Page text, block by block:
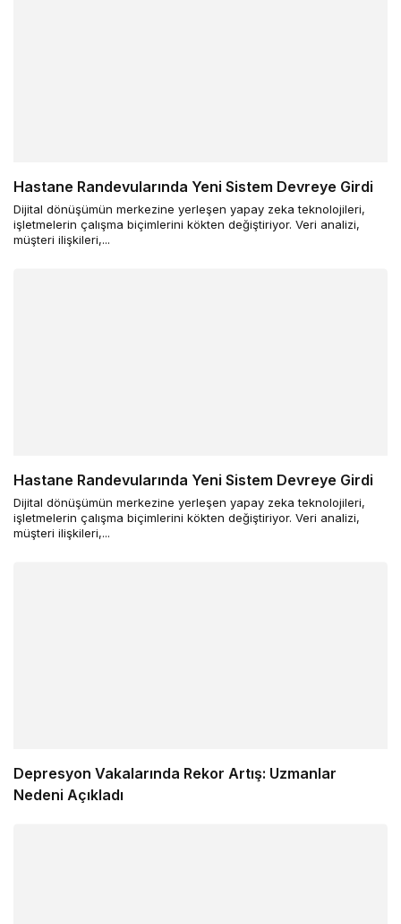
Hastane Randevularında Yeni Sistem Devreye Girdi
Dijital dönüşümün merkezine yerleşen yapay zeka teknolojileri,
işletmelerin çalışma biçimlerini kökten değiştiriyor. Veri analizi,
müşteri ilişkileri,...
Hastane Randevularında Yeni Sistem Devreye Girdi
Dijital dönüşümün merkezine yerleşen yapay zeka teknolojileri,
işletmelerin çalışma biçimlerini kökten değiştiriyor. Veri analizi,
müşteri ilişkileri,...
Depresyon Vakalarında Rekor Artış: Uzmanlar
Nedeni Açıkladı